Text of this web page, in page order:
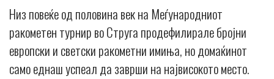
Низ повеќе од половина век на Меѓународниот
ракометен турнир во Струга продефилирале бројни
европски и светски ракометни имиња, но домаќинот
само еднаш успеал да заврши на највисокото место.